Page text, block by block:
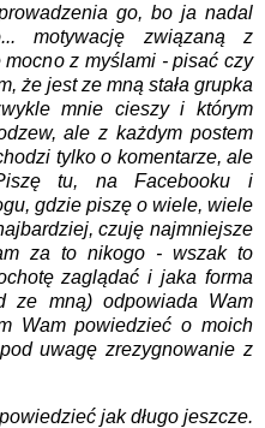
go, bo ja nadal
motywację związaną z
z myślami - pisać czy
że jest ze mną stała grupka
mnie cieszy i którym
ale z każdym postem
tylko o komentarze, ale
tu, na Facebooku i
gdzie piszę o wiele, wiele
czuję najmniejsze
za to nikogo - wszak to
zaglądać i jaka forma
ze mną) odpowiada Wam
Wam powiedzieć o moich
uwagę zrezygnowanie z
jak długo jeszcze.